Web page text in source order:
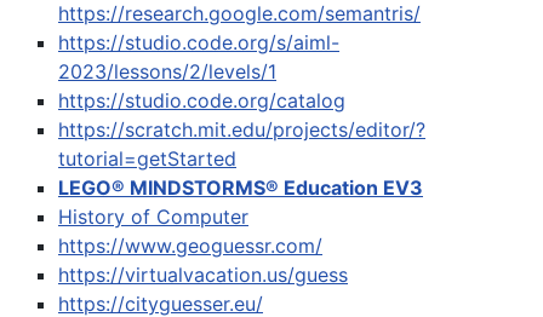
https://research.google.com/semantris/
https://studio.code.org/s/aiml-
2023/lessons/2/levels/1
https://studio.code.org/catalog
https://scratch.mit.edu/projects/editor/?
tutorial=getStarted
LEGO® MINDSTORMS® Education EV3
History of Computer
https://www.geoguessr.com/
https://virtualvacation.us/guess
https://cityguesser.eu/